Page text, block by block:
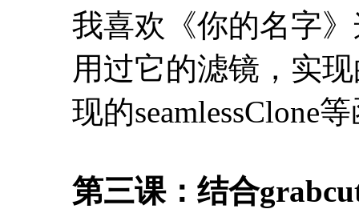
我喜欢《你的名字
用过它的滤镜，实
现的seamlessClone
第三课：结合